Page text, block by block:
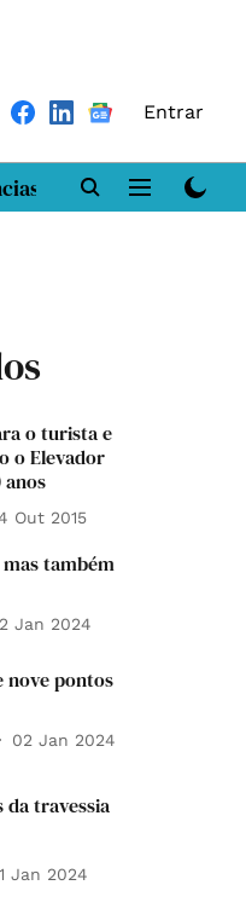
Entrar
DN LAB
o turista e
o Elevador
anos
Out 2015
também
Jan 2024
nove pontos
02 Jan 2024
da travessia
Jan 2024